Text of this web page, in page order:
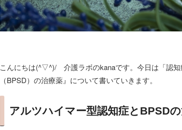
こんにちは(^▽^)/ 介護ラボのkanaです。今日は「認知
（BPSD）の治療薬』について書いていきます。
アルツハイマー型認知症とBPSD